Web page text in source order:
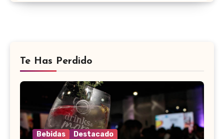
Te Has Perdido
Bebidas Destacado